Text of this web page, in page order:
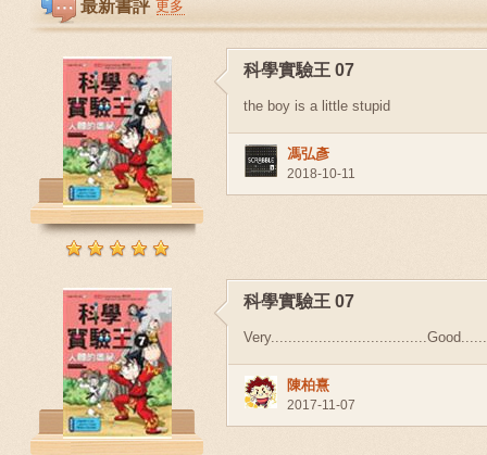
最新書評 更多
科學實驗王 07
the boy is a little stupid
馮弘彥
2018-10-11
科學實驗王 07
陳柏熹
2017-11-07